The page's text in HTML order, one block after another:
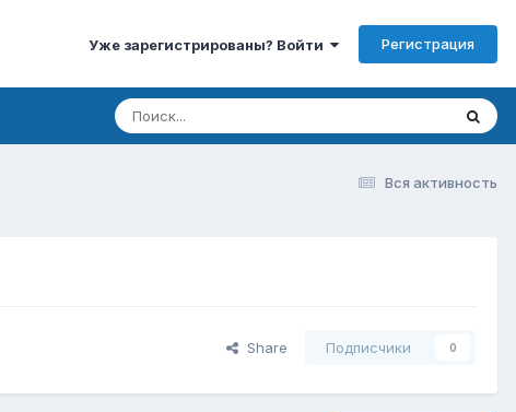
Уже зарегистрированы? Войти Регистрация
Вся активность
Share Подписчики 0